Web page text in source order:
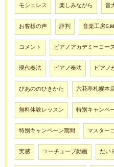
モシェレス 楽しみながら 音
お客様の声 評判 音楽工房
コメント ピアノアカデミーコー
現代奏法 ピアノ奏法 ピアノ
ぴあののひきかた 六花亭札幌本
無料体験レッスン 特別キャンペ
特別キャンペーン期間 マスター
実感 ユーチューブ動画 だい